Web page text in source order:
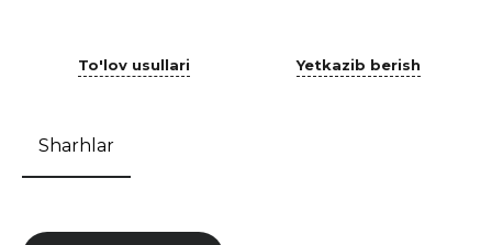
To'lov usullari Yetkazib berish
Sharhlar